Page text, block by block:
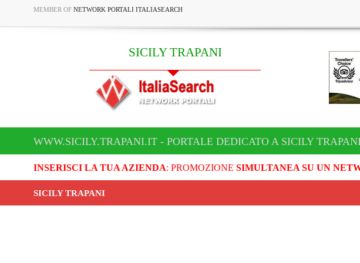
MEMBER OF NETWORK PORTALI ITALIASEARCH
SICILY TRAPANI
WWW.SICILY.TRAPANI.IT - PORTALE DEDICATO A SICILY
INSERISCI LA TUA AZIENDA: PROMOZIONE SIMULTANEA SU UN
SICILY TRAPANI